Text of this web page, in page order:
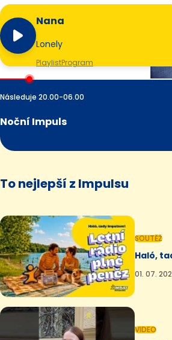
Nana
Lonely
PlaylistProgram
Následuje 20.00-06.00
Noční Impuls
To nejlepší z Impulsu
SOUTĚŽ
Haló,
01. 07.
VIDEO